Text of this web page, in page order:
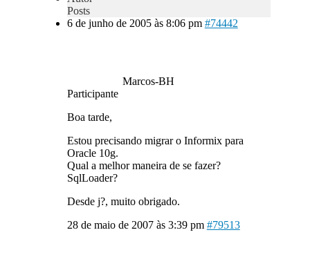
Posts
6 de junho de 2005 às 8:06 pm #74442
Marcos-BH
Participante
Boa tarde,
Estou precisando migrar o Informix para
Oracle 10g.
Qual a melhor maneira de se fazer?
SqlLoader?
Desde j?, muito obrigado.
28 de maio de 2007 às 3:39 pm #79513